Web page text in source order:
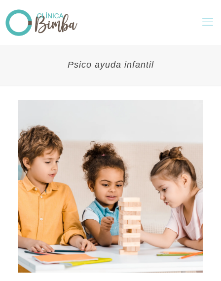
Psico ayuda infantil